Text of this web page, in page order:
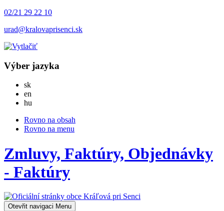
02/21 29 22 10
urad@kralovaprisenci.sk
Výber jazyka
skSlovensky
en
hu
Rovno na obsah
Rovno na menu
Zmluvy, Faktúry, Objednávky
- Faktúry
Otevřit navigaci Menu